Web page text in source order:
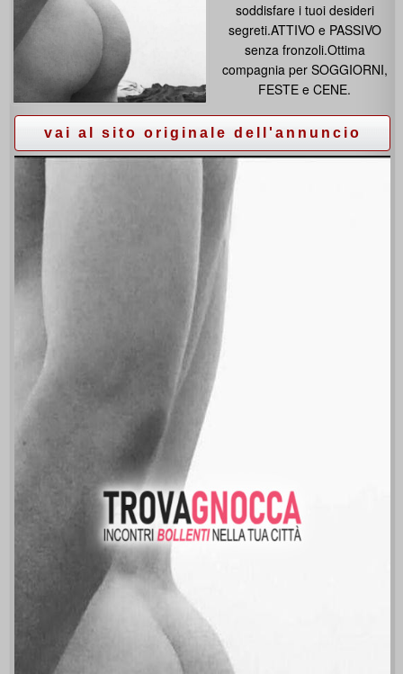
soddisfare i tuoi desideri
segreti.ATTIVO e PASSIVO
senza fronzoli.Ottima
compagnia per SOGGIORNI,
FESTE e CENE.